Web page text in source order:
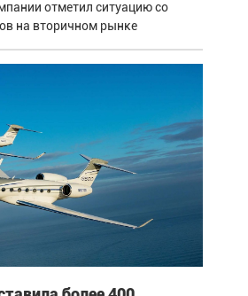
отметил ситуацию со
на вторичном рынке